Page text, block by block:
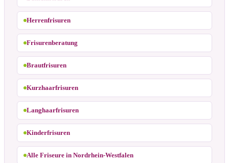
Herrenfrisuren
Frisurenberatung
Brautfrisuren
Kurzhaarfrisuren
Langhaarfrisuren
Kinderfrisuren
Alle Friseure in Nordrhein-Westfalen